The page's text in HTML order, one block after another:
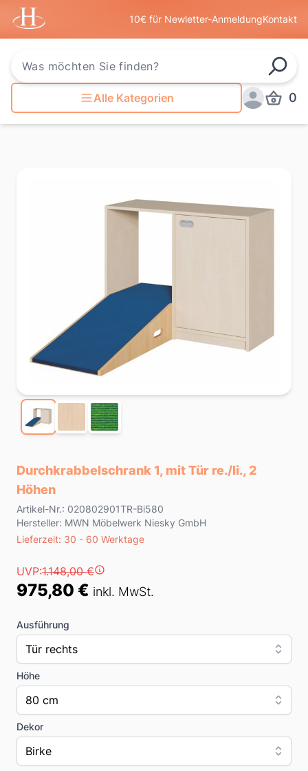
Startseite
10€ für Newletter-AnmeldungKontakt
Alle Kategorien
0
Durchkrabbelschrank 1, mit Tür re./li., 2
Höhen
Product information
Artikel-Nr.: 020802901TR-Bi580
Hersteller: MWN Möbelwerk Niesky GmbH
Lieferzeit
Lieferzeit: 30 - 60 Werktage
Preis
UVP:1.148,00 €
975,80 € inkl. MwSt.
Ausführung
Tür rechts
Höhe
80 cm
Dekor
Birke